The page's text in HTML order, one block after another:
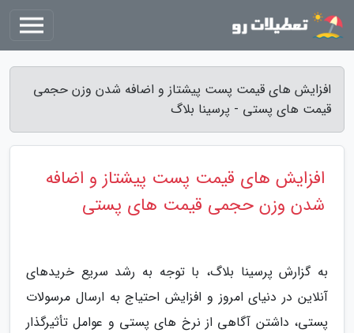
افزایش های قیمت پست پیشتاز و اضافه شدن وزن حجمی
قیمت های پستی - پرسینا بلاگ
افزایش های قیمت پست پیشتاز و اضافه
شدن وزن حجمی قیمت های پستی
به گزارش پرسینا بلاگ، با توجه به رشد سریع خریدهای
آنلاین در دنیای امروز و افزایش احتیاج به ارسال مرسولات
پستی، داشتن آگاهی از نرخ های پستی و عوامل تأثیرگذار